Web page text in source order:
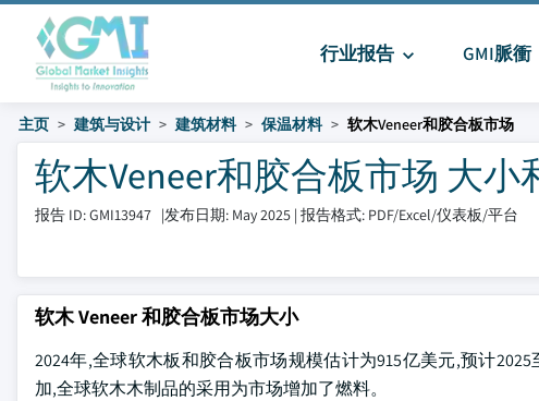
行业报告 GMI脈衝
主页 建筑与设计 建筑材料 保温材料 软木Veneer和胶合板市场
软木Veneer和胶合板市场 大小
报告 ID: GMI13947 |发布日期: May 2025 | 报告格式: PDF/Excel/仪表板/平台
软木 Veneer 和胶合板市场大小
2024年,全球软木板和胶合板市场规模估计为915亿美元,预计
加,全球软木木制品的采用为市场增加了燃料。